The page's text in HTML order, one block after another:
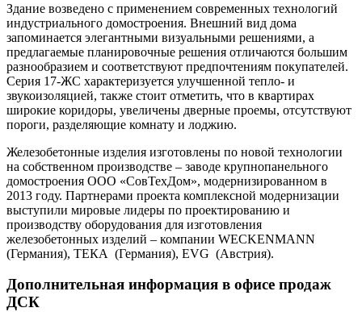
Здание возведено с применением современных технологий
индустриального домостроения. Внешний вид дома
запоминается элегантными визуальными решениями, а
предлагаемые планировочные решения отличаются большим
разнообразием и соответствуют предпочтениям покупателей.
Серия 17-ЖС характеризуется улучшенной тепло- и
звукоизоляцией, также стоит отметить, что в квартирах
широкие коридоры, увеличены дверные проемы, отсутствуют
пороги, разделяющие комнату и лоджию.
Железобетонные изделия изготовлены по новой технологии
на собственном производстве – заводе крупнопанельного
домостроения ООО «СовТехДом», модернизированном в
2013 году. Партнерами проекта комплексной модернизации
выступили мировые лидеры по проектированию и
производству оборудования для изготовления
железобетонных изделий – компании WECKENMANN
(Германия), ТЕКА (Германия), EVG (Австрия).
Дополнительная информация в офисе продаж
ДСК